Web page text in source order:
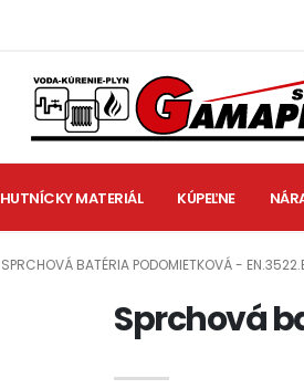
HUTNÍCKY MATERIÁL KÚPEĽNE
SPRCHOVÁ BATÉRIA PODOMIETKOVÁ -
Sprchová